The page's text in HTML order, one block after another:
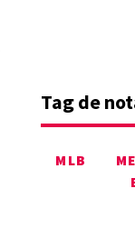
Tag de
MLB